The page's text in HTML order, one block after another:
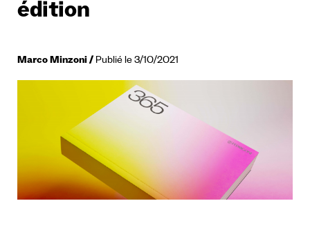
édition
Marco Minzoni Publié le 3/10/2021